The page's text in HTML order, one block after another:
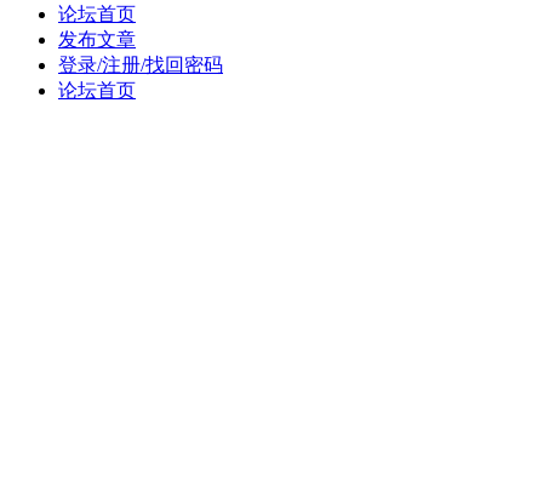
论坛首页
发布文章
登录/注册/找回密码
论坛首页